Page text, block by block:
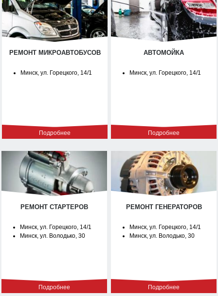
РЕМОНТ МИКРОАВТОБУСОВ
Минск, ул. Горецкого, 14/1
Подробнее
АВТОМОЙКА
Минск, ул. Горецкого, 14/1
Подробнее
РЕМОНТ СТАРТЕРОВ
Минск, ул. Горецкого, 14/1
Минск, ул. Володько, 30
Подробнее
РЕМОНТ ГЕНЕРАТОРОВ
Минск, ул. Горецкого, 14/1
Минск, ул. Володько, 30
Подробнее